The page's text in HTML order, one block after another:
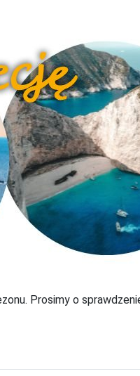
Prosimy o